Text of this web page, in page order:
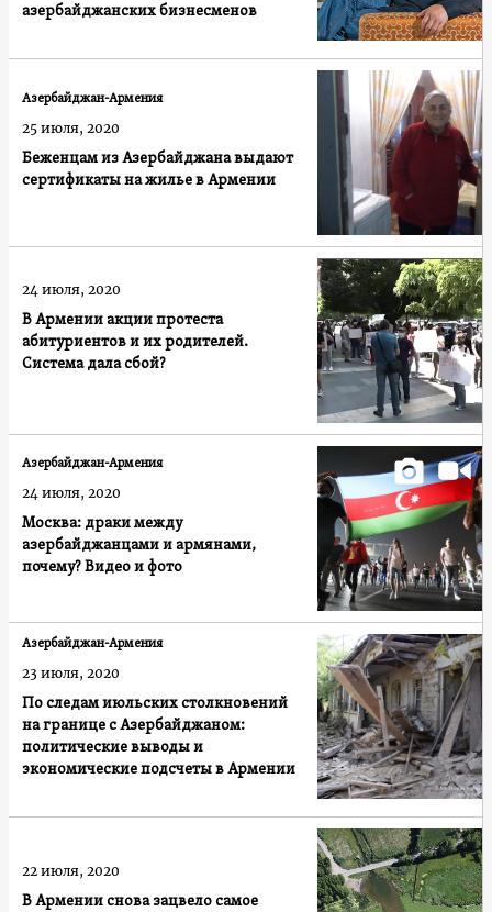
азербайджанских бизнесменов
Беженцам из Азербайджана выдают
сертификаты на жилье в Армении
Азербайджан-Армения
25 июля, 2020
В Армении акции протеста
абитуриентов и их родителей.
Система дала сбой?
24 июля, 2020
Москва: драки между
азербайджанцами и армянами,
почему? Видео и фото
Азербайджан-Армения
24 июля, 2020
По следам июльских столкновений
на границе с Азербайджаном:
политические выводы и
экономические подсчеты в Армении
Азербайджан-Армения
23 июля, 2020
В Армении снова зацвело самое
22 июля, 2020